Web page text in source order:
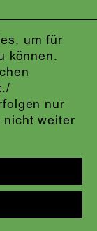
um für
können.
nur
nicht weiter